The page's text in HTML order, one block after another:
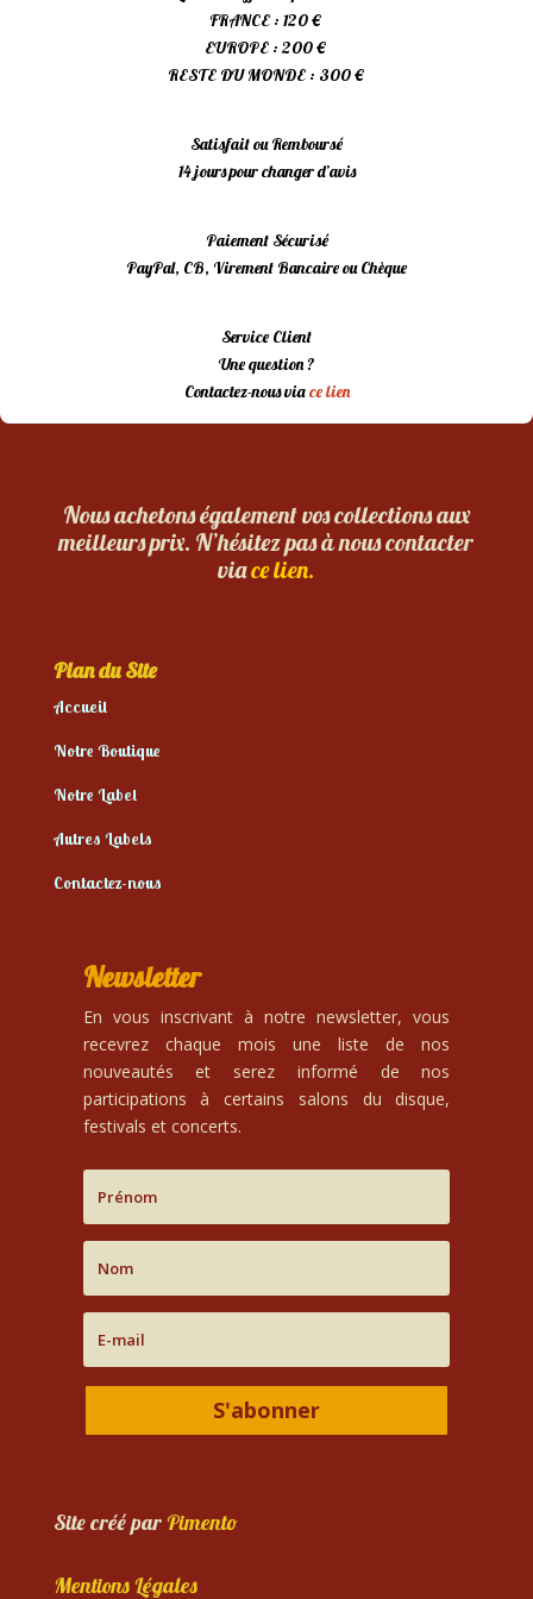
FRANCE : 120 €
EUROPE : 200 €
RESTE DU MONDE : 300 €
Satisfait ou Remboursé
14 jours pour changer d’avis
Paiement Sécurisé
PayPal, CB, Virement Bancaire ou Chèque
Service Client
Une question ?
Contactez-nous viace lien
Nous achetons également vos collections aux
meilleurs prix. N’hésitez pas à nous contacter
viace lien.
Plan du Site
Accueil
Notre Boutique
Notre Label
Autres Labels
Contactez-nous
Newsletter
En vous inscrivant à notre newsletter, vous
recevrez chaque mois une liste de nos
nouveautés et serez informé de nos
participations à certains salons du disque,
festivals et concerts.
S'abonner
Site créé parPimento
Mentions Légales